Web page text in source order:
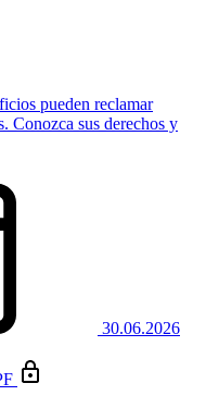
pueden reclamar
Conozca sus derechos y
30.06.2026